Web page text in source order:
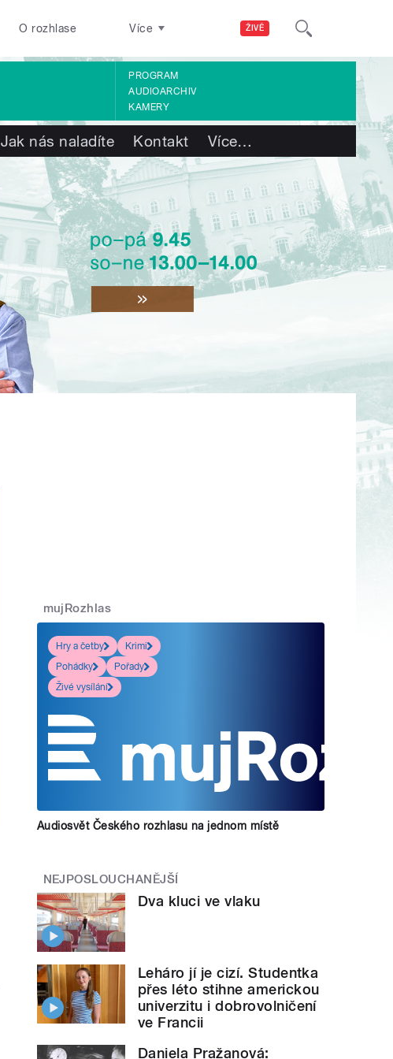
ŽIVĚ
O rozhlase Více
PROGRAM
AUDIOARCHIV
KAMERY
Jak nás naladíte Kontakt Více…
mujRozhlas
Hry a četby
Krimi
Pohádky
Pořady
Živé vysílání
Audiosvět Českého rozhlasu na jednom místě
NEJPOSLOUCHANĚJŠÍ
Dva kluci ve vlaku
Leháro jí je cizí. Studentka
přes léto stihne americkou
univerzitu i dobrovolničení
ve Francii
Daniela Pražanová: